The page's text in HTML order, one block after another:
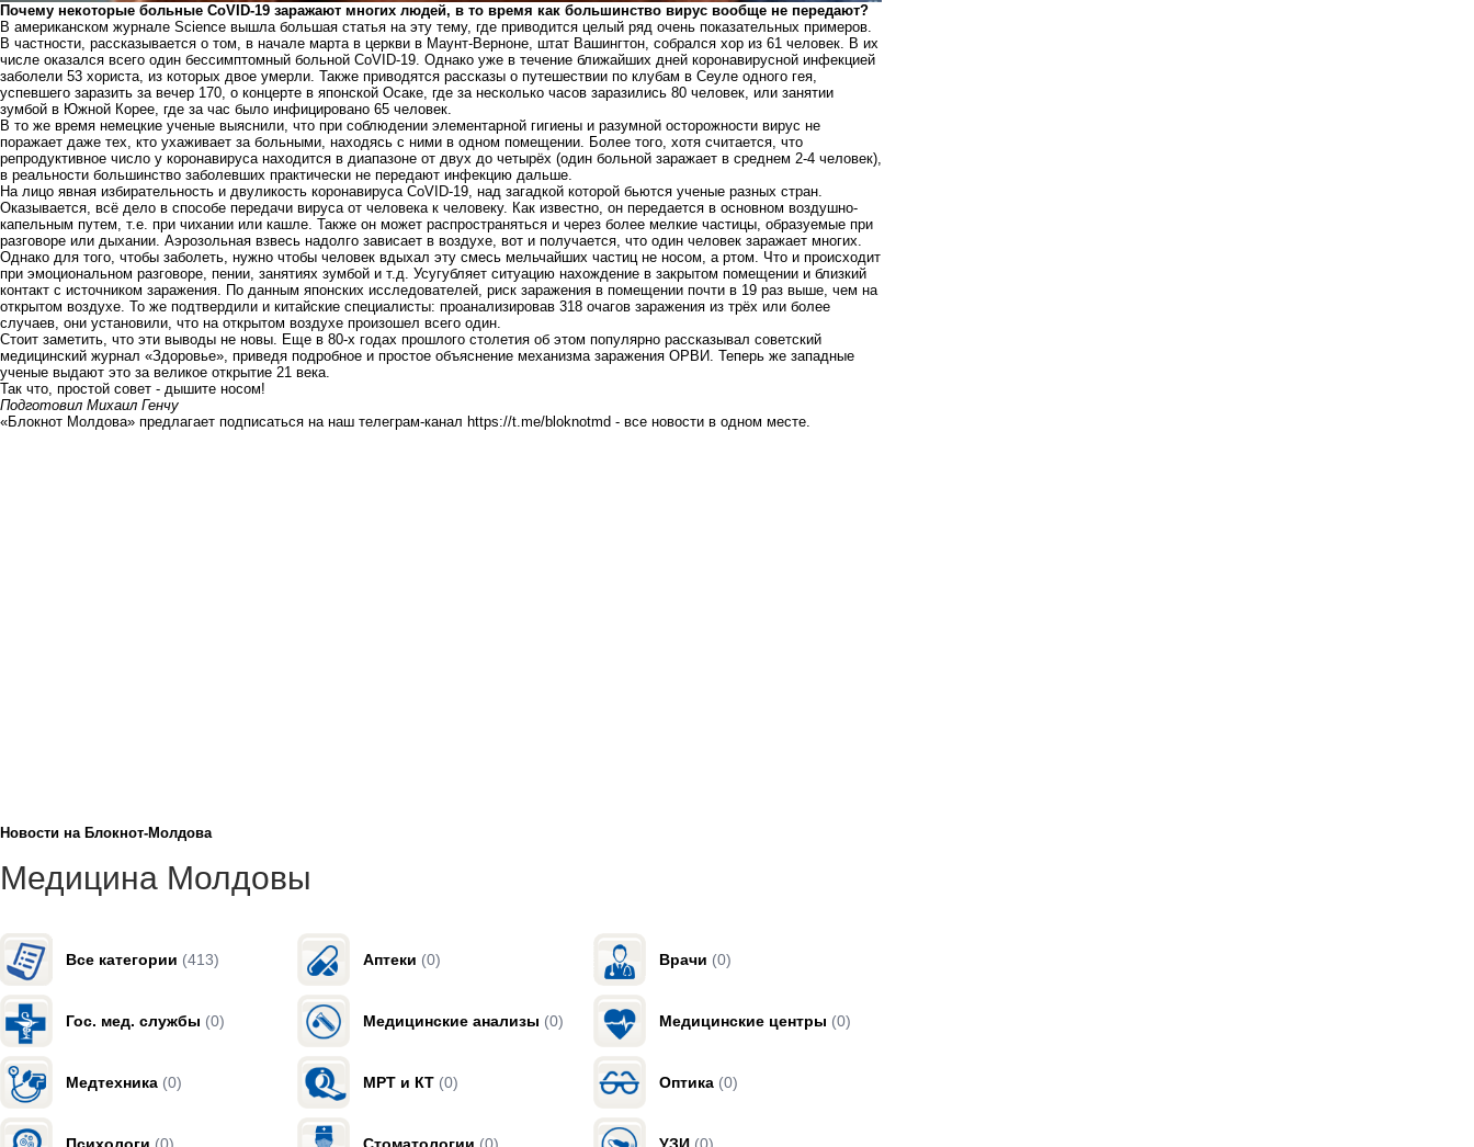
Почему некоторые больные CoVID-19 заражают многих людей, в то время как большинство вирус вообще не передают?
В американском журнале Science вышла большая статья на эту тему, где приводится целый ряд очень показательных примеров.
В частности, рассказывается о том, в начале марта в церкви в Маунт-Верноне, штат Вашингтон, собрался хор из 61 человек. В их
числе оказался всего один бессимптомный больной CoVID-19. Однако уже в течение ближайших дней коронавирусной инфекцией
заболели 53 хориста, из которых двое умерли. Также приводятся рассказы о путешествии по клубам в Сеуле одного гея,
успевшего заразить за вечер 170, о концерте в японской Осаке, где за несколько часов заразились 80 человек, или занятии
зумбой в Южной Корее, где за час было инфицировано 65 человек.
В то же время немецкие ученые выяснили, что при соблюдении элементарной гигиены и разумной осторожности вирус не
поражает даже тех, кто ухаживает за больными, находясь с ними в одном помещении. Более того, хотя считается, что
репродуктивное число у коронавируса находится в диапазоне от двух до четырёх (один больной заражает в среднем 2-4 человек),
в реальности большинство заболевших практически не передают инфекцию дальше.
На лицо явная избирательность и двуликость коронавируса CoVID-19, над загадкой которой бьются ученые разных стран.
Оказывается, всё дело в способе передачи вируса от человека к человеку. Как известно, он передается в основном воздушно-
капельным путем, т.е. при чихании или кашле. Также он может распространяться и через более мелкие частицы, образуемые при
разговоре или дыхании. Аэрозольная взвесь надолго зависает в воздухе, вот и получается, что один человек заражает многих.
Однако для того, чтобы заболеть, нужно чтобы человек вдыхал эту смесь мельчайших частиц не носом, а ртом. Что и происходит
при эмоциональном разговоре, пении, занятиях зумбой и т.д. Усугубляет ситуацию нахождение в закрытом помещении и близкий
контакт с источником заражения. По данным японских исследователей, риск заражения в помещении почти в 19 раз выше, чем на
открытом воздухе. То же подтвердили и китайские специалисты: проанализировав 318 очагов заражения из трёх или более
случаев, они установили, что на открытом воздухе произошел всего один.
Стоит заметить, что эти выводы не новы. Еще в 80-х годах прошлого столетия об этом популярно рассказывал советский
медицинский журнал «Здоровье», приведя подробное и простое объяснение механизма заражения ОРВИ. Теперь же западные
ученые выдают это за великое открытие 21 века.
Так что, простой совет - дышите носом!
Подготовил Михаил Генчу
«Блокнот Молдова» предлагает подписаться на наш телеграм-канал https://t.me/bloknotmd - все новости в одном месте.
Новости на Блoкнoт-Молдова
Медицина Молдовы
Все категории (413) Аптеки (0) Врачи (0)
Гос. мед. службы (0) Медицинские анализы (0) Медицинские центры (0)
Медтехника (0) МРТ и КТ (0) Оптика (0)
Психологи (0) Стоматологии (0) УЗИ (0)